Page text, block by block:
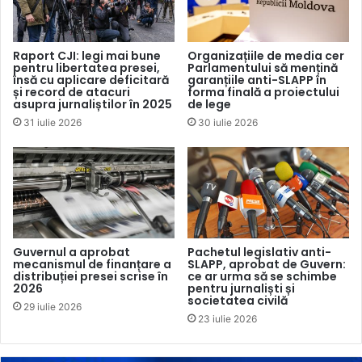
afaceri europene. Vom avea nevoie de profesioniști care
să explice clar beneficiile aderării la Uniunea Europeană,
în toate limbile vorbite în Moldova”, a subliniat ea,
evidențiind importanța coeziunii sociale în fața campaniilor
de dezinformare, precum și necesitatea de a extinde
acțiunile de alfabetizare media a cetățenilor.
Prezent la deschiderea evenimentului, șeful Delegației UE
în Republica Moldova,Janis Mazeiks,a accentuat, la
rândul său, necesitatea de a armoniza legislația media din
țara noastră cu cea europeană. De asemenea, diplomatul a
remarcat că în recenta campanie electorală nu toți
jurnaliștii au respectat deontologia profesională și a pledat
pentru consolidarea instituțiilor de reglementare care ar
ajuta la stabilirea unei ambianțe mai sănătoase în mediul
Raport CJI: legi mai bune
pentru libertatea presei,
însă cu aplicare deficitară
și record de atacuri
asupra jurnaliștilor în 2025
31 iulie 2026
Organizațiile de media cer
Parlamentului să mențină
garanțiile anti-SLAPP în
forma finală a proiectului
de lege
30 iulie 2026
Guvernul a aprobat
mecanismul de finanțare a
distribuției presei scrise în
2026
29 iulie 2026
Pachetul legislativ anti-
SLAPP, aprobat de Guvern:
ce ar urma să se schimbe
pentru jurnaliști și
societatea civilă
23 iulie 2026